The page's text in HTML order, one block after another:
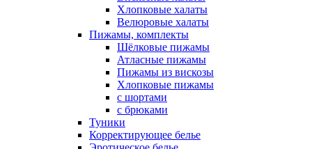
Хлопковые халаты
Велюровые халаты
Пижамы, комплекты
Шёлковые пижамы
Атласные пижамы
Пижамы из вискозы
Хлопковые пижамы
с шортами
с брюками
Туники
Корректирующее белье